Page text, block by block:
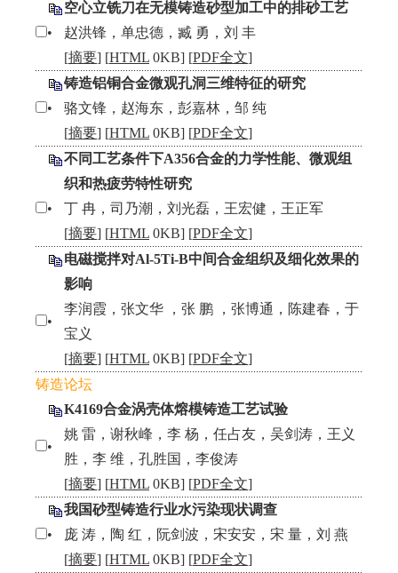
空心立铣刀在无模铸造砂型加工中的排砂工艺
•
赵洪锋，单忠德，臧 勇，刘 丰
[摘要] [HTML 0KB] [PDF全文]
铸造铝铜合金微观孔洞三维特征的研究
•
骆文锋，赵海东，彭嘉林，邹 纯
[摘要] [HTML 0KB] [PDF全文]
不同工艺条件下A356合金的力学性能、微观组
织和热疲劳特性研究
•
丁 冉，司乃潮，刘光磊，王宏健，王正军
[摘要] [HTML 0KB] [PDF全文]
电磁搅拌对Al-5Ti-B中间合金组织及细化效果的
影响
•
李润霞，张文华 ，张 鹏 ，张博通，陈建春，于
宝义
[摘要] [HTML 0KB] [PDF全文]
铸造论坛
K4169合金涡壳体熔模铸造工艺试验
•
姚 雷，谢秋峰，李 杨，任占友，吴剑涛，王义
胜，李 维，孔胜国，李俊涛
[摘要] [HTML 0KB] [PDF全文]
我国砂型铸造行业水污染现状调查
•
庞 涛，陶 红，阮剑波，宋安安，宋 量，刘 燕
[摘要] [HTML 0KB] [PDF全文]